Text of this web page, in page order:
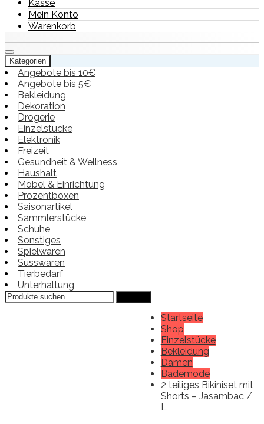
Kasse
Mein Konto
Warenkorb
Kategorien
Angebote bis 10€
Angebote bis 5€
Bekleidung
Dekoration
Drogerie
Einzelstücke
Elektronik
Freizeit
Gesundheit & Wellness
Haushalt
Möbel & Einrichtung
Prozentboxen
Saisonartikel
Sammlerstücke
Schuhe
Sonstiges
Spielwaren
Süsswaren
Tierbedarf
Unterhaltung
Suchen
nach:
Startseite
Shop
Einzelstücke
Bekleidung
Damen
Bademode
2 teiliges Bikiniset mit
Shorts – Jasambac /
L